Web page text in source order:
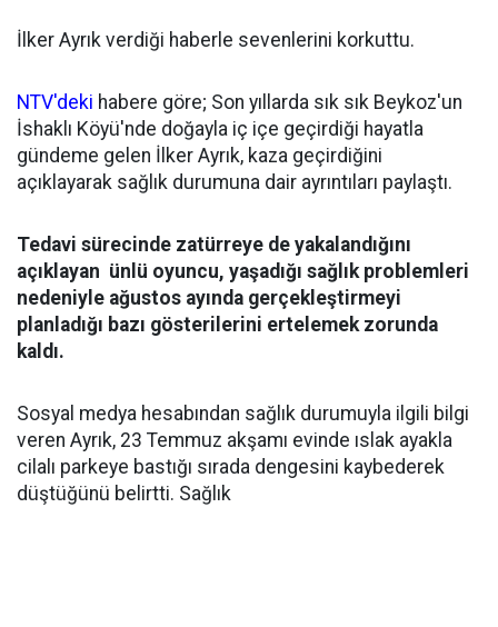
İlker Ayrık verdiği haberle sevenlerini korkuttu.
NTV'deki habere göre; Son yıllarda sık sık Beykoz'un
İshaklı Köyü'nde doğayla iç içe geçirdiği hayatla
gündeme gelen İlker Ayrık, kaza geçirdiğini
açıklayarak sağlık durumuna dair ayrıntıları paylaştı.
Tedavi sürecinde zatürreye de yakalandığını
açıklayan ünlü oyuncu, yaşadığı sağlık problemleri
nedeniyle ağustos ayında gerçekleştirmeyi
planladığı bazı gösterilerini ertelemek zorunda
kaldı.
Sosyal medya hesabından sağlık durumuyla ilgili bilgi
veren Ayrık, 23 Temmuz akşamı evinde ıslak ayakla
cilalı parkeye bastığı sırada dengesini kaybederek
düştüğünü belirtti. Sağlık